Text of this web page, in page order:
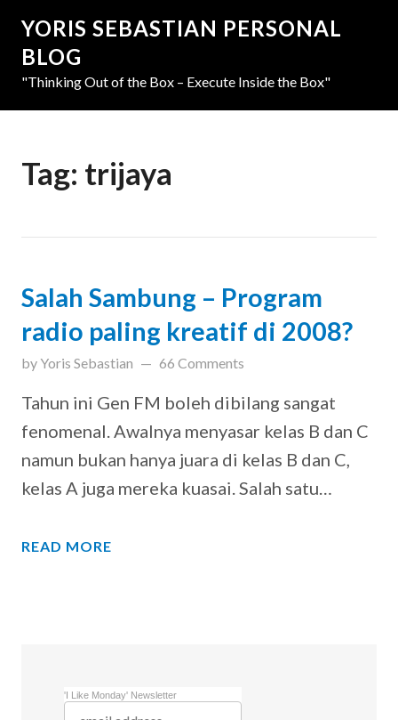
YORIS SEBASTIAN PERSONAL
BLOG
"Thinking Out of the Box – Execute Inside the Box"
Tag: trijaya
Salah Sambung – Program
radio paling kreatif di 2008?
by Yoris Sebastian updated onMarch 31, 2019
66 Comments
Tahun ini Gen FM boleh dibilang sangat
fenomenal. Awalnya menyasar kelas B dan C
namun bukan hanya juara di kelas B dan C,
kelas A juga mereka kuasai. Salah satu…
READ MORE
'I Like Monday' Newsletter